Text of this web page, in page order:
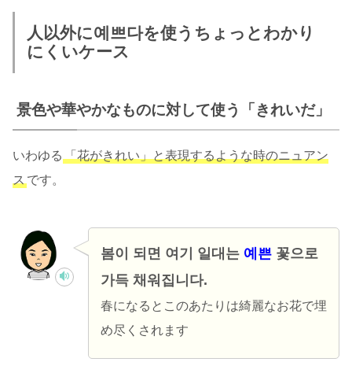
人以外に예쁘다を使うちょっとわかり
にくいケース
景色や華やかなものに対して使う「きれいだ」
いわゆる
「花がきれい」と表現するような時のニュアン
ス です。
봄이 되면 여기 일대는 예쁜꽃으로
가득 채워집니다.
春になるとこのあたりは綺麗なお花で埋
め尽くされます